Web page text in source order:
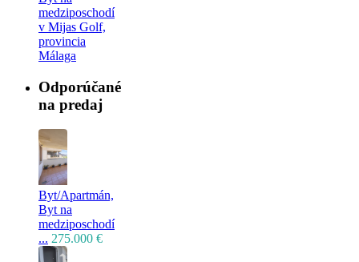
medziposchodí
v Mijas Golf,
provincia
Málaga
Odporúčané
na predaj
Byt/Apartmán,
Byt na
medziposchodí
... 275.000 €